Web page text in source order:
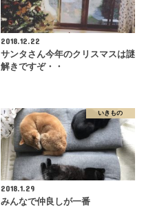
2018.12.22
サンタさん今年のクリスマスは謎
解きですぞ・・
いきもの
2018.1.29
みんなで仲良しが一番